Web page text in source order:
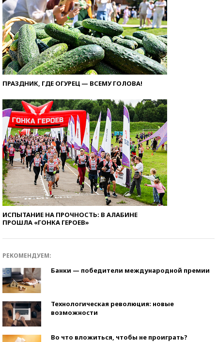
ПРАЗДНИК, ГДЕ ОГУРЕЦ — ВСЕМУ ГОЛОВА!
ИСПЫТАНИЕ НА ПРОЧНОСТЬ: В АЛАБИНЕ
ПРОШЛА «ГОНКА ГЕРОЕВ»
РЕКОМЕНДУЕМ:
Банки — победители международной премии
Технологическая революция: новые
возможности
Во что вложиться, чтобы не проиграть?